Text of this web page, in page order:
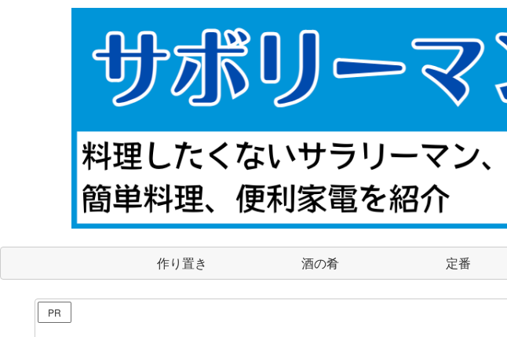
作り置き 酒の肴 定番
PR